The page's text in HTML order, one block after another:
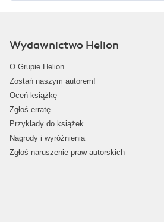
Wydawnictwo Helion
O Grupie Helion
Zostań naszym autorem!
Oceń książkę
Zgłoś erratę
Przykłady do książek
Nagrody i wyróżnienia
Zgłoś naruszenie praw autorskich